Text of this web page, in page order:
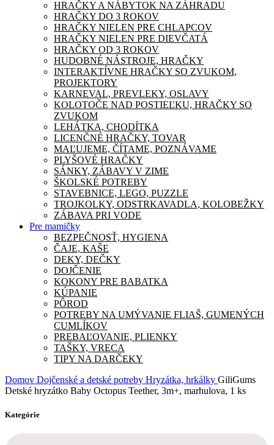
HRAČKY A NÁBYTOK NA ZÁHRADU
HRAČKY DO 3 ROKOV
HRAČKY NIELEN PRE CHLAPCOV
HRAČKY NIELEN PRE DIEVČATÁ
HRAČKY OD 3 ROKOV
HUDOBNÉ NÁSTROJE, HRAČKY
INTERAKTÍVNE HRAČKY SO ZVUKOM,
PROJEKTORY
KARNEVAL, PREVLEKY, OSLAVY
KOLOTOČE NAD POSTIEĽKU, HRAČKY SO
ZVUKOM
LEHÁTKA, CHODÍTKA
LICENČNÉ HRAČKY, TOVAR
MAĽUJEME, ČÍTAME, POZNÁVAME
PLYŠOVÉ HRAČKY
SÁNKY, ZÁBAVY V ZIME
ŠKOLSKÉ POTREBY
STAVEBNICE, LEGO, PUZZLE
TROJKOLKY, ODSTRKAVADLA, KOLOBEŽKY
ZÁBAVA PRI VODE
Pre mamičky
BEZPEČNOSŤ, HYGIENA
ČAJE, KAŠE
DEKY, DEČKY
DOJČENIE
KOKONY PRE BABATKA
KÚPANIE
PÔROD
POTREBY NA UMÝVANIE FLIAŠ, GUMENÝCH
CUMLÍKOV
PREBAĽOVANIE, PLIENKY
TAŠKY, VRECA
TIPY NA DARČEKY
Domov Dojčenské a detské potreby Hryzátka, hrkálky GiliGums
Detské hryzátko Baby Octopus Teether, 3m+, marhulova, 1 ks
Kategórie